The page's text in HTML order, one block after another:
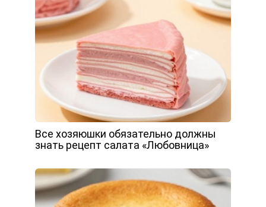
Все хозяюшки обязательно должны
знать рецепт салата «Любовница»